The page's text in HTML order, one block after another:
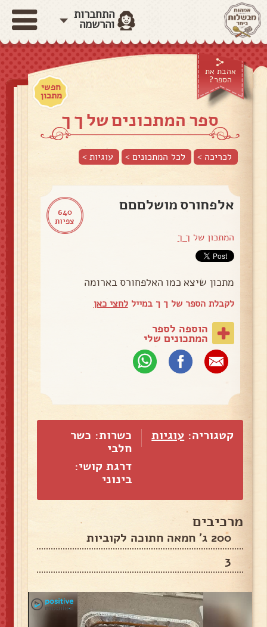
התחברות
והרשמה
אהבת את
הספר?
חפשי
מתכון
ספר המתכונים של ך ך
לכריכה > לכל המתכונים > עוגיות>
640
צפיות
אלפחורס מושלםםם
המתכון של ך ך
מתכון שיצא כמו האלפחורס בארומה
לקבלת הספר של ך ך במייללחצי כאן
הוספה לספר
המתכונים שלי
קטגוריה: עוגיות
כשרות: כשר
חלבי
דרגת קושי:
בינוני
מרכיבים
200 ג' חמאה חתוכה לקוביות
3